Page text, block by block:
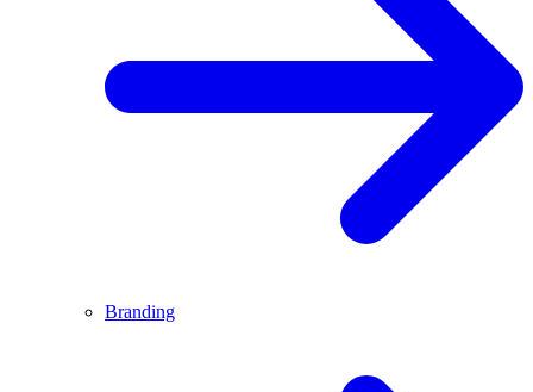
Branding